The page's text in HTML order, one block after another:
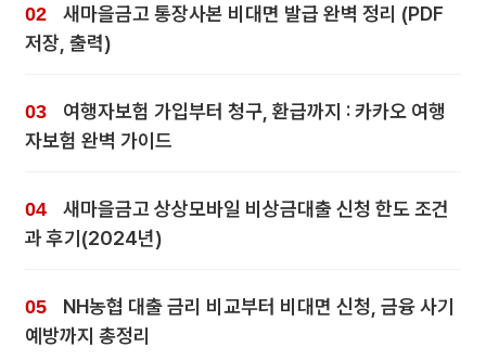
새마을금고 통장사본 비대면 발급 완벽 정리 (PDF
저장, 출력)
여행자보험 가입부터 청구, 환급까지 : 카카오 여행
자보험 완벽 가이드
새마을금고 상상모바일 비상금대출 신청 한도 조건
과 후기(2024년)
NH농협 대출 금리 비교부터 비대면 신청, 금융 사기
예방까지 총정리